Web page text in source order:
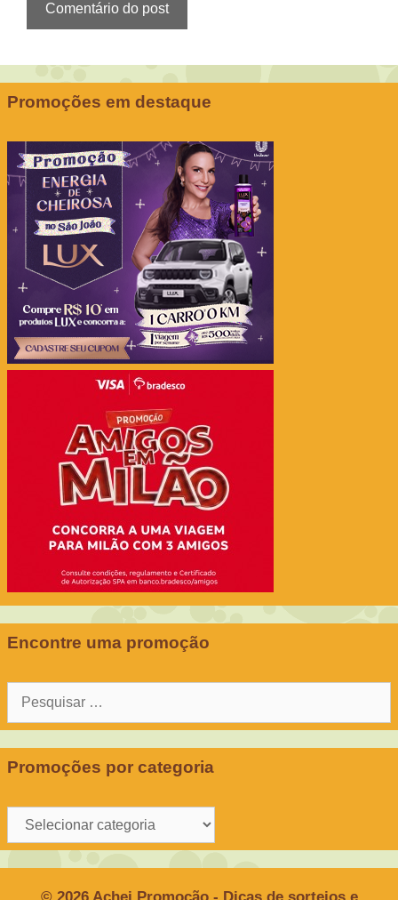
Promoções em destaque
Encontre uma promoção
Promoções por categoria
Promoções
por
© 2026 Achei Promoção - Dicas de sorteios e